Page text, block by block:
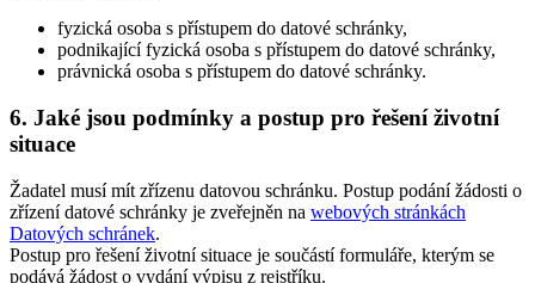
fyzická osoba s přístupem do datové schránky,
podnikající fyzická osoba s přístupem do datové schránky,
právnická osoba s přístupem do datové schránky.
6. Jaké jsou podmínky a postup pro řešení životní
situace
Žadatel musí mít zřízenu datovou schránku. Postup podání žádosti o
zřízení datové schránky je zveřejněn na webových stránkách
Datových schránek.
Postup pro řešení životní situace je součástí formuláře, kterým se
podává žádost o vydání výpisu z rejstříku.